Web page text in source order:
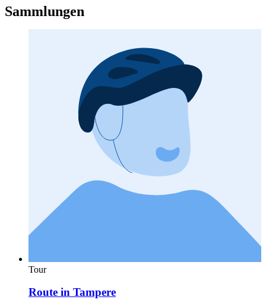
Sammlungen
Tour
Route in Tampere